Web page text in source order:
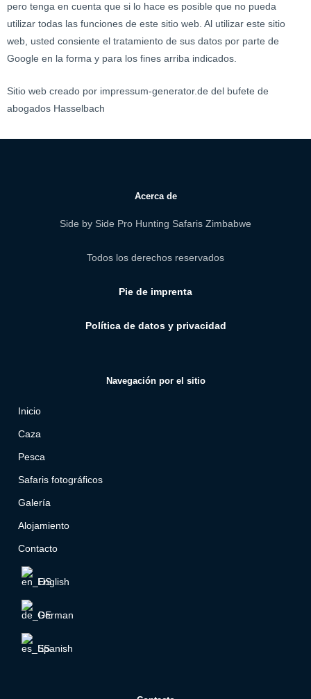
pero tenga en cuenta que si lo hace es posible que no pueda
utilizar todas las funciones de este sitio web. Al utilizar este sitio
web, usted consiente el tratamiento de sus datos por parte de
Google en la forma y para los fines arriba indicados.
Sitio web creado por impressum-generator.de del bufete de
abogados Hasselbach
Acerca de
Side by Side Pro Hunting Safaris Zimbabwe
Todos los derechos reservados
Pie de imprenta
Política de datos y privacidad
Navegación por el sitio
Inicio
Caza
Pesca
Safaris fotográficos
Galería
Alojamiento
Contacto
English
German
Spanish